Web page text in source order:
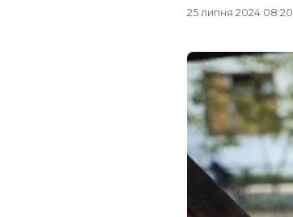
25 липня 2024 08:20